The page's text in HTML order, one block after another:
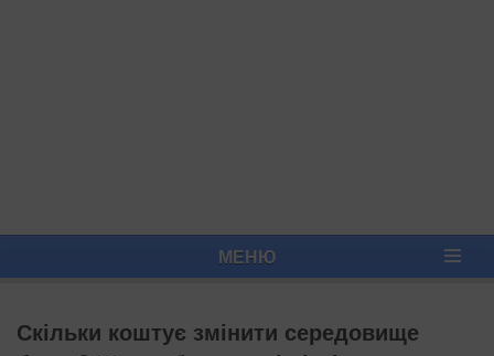
МЕНЮ
Скільки коштує змінити середовище